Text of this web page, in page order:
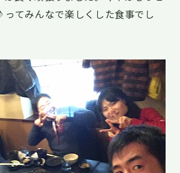
てみんなで楽しくした食事でし